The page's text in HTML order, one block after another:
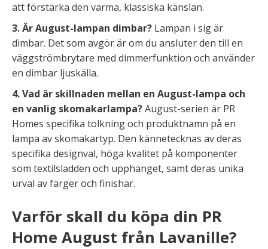
att förstärka den varma, klassiska känslan.
3. Är August-lampan dimbar? Lampan i sig är
dimbar. Det som avgör är om du ansluter den till en
väggströmbrytare med dimmerfunktion och använder
en dimbar ljuskälla.
4. Vad är skillnaden mellan en August-lampa och
en vanlig skomakarlampa?August-serien är PR
Homes specifika tolkning och produktnamn på en
lampa av skomakartyp. Den kännetecknas av deras
specifika designval, höga kvalitet på komponenter
som textilsladden och upphänget, samt deras unika
urval av färger och finishar.
Varför skall du köpa din PR
Home August från Lavanille?